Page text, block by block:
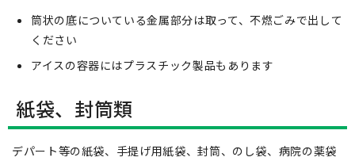
筒状の底についている金属部分は取って、不燃ごみで出して
ください
アイスの容器にはプラスチック製品もあります
紙袋、封筒類
デパート等の紙袋、手提げ用紙袋、封筒、のし袋、病院の薬袋